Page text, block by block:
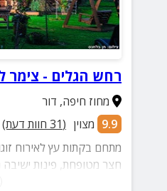
רחש הגלים - צימר
מחוז חיפה, דור
9.9 מצוין (
31 חוות דעת)
מתחם בקתות עץ לאירוח
חצר מטופחת, פינות
מחוף הבונים להעברת